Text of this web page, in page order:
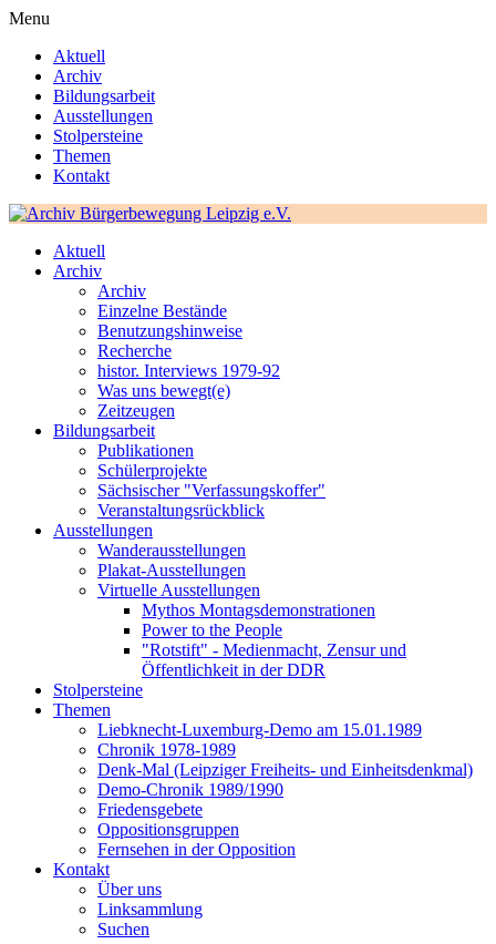
Menu
Aktuell
Archiv
Bildungsarbeit
Ausstellungen
Stolpersteine
Themen
Kontakt
Aktuell
Archiv
Archiv
Einzelne Bestände
Benutzungshinweise
Recherche
histor. Interviews 1979-92
Was uns bewegt(e)
Zeitzeugen
Bildungsarbeit
Publikationen
Schülerprojekte
Sächsischer "Verfassungskoffer"
Veranstaltungsrückblick
Ausstellungen
Wanderausstellungen
Plakat-Ausstellungen
Virtuelle Ausstellungen
Mythos Montagsdemonstrationen
Power to the People
"Rotstift" - Medienmacht, Zensur und
Öffentlichkeit in der DDR
Stolpersteine
Themen
Liebknecht-Luxemburg-Demo am 15.01.1989
Chronik 1978-1989
Denk-Mal (Leipziger Freiheits- und Einheitsdenkmal)
Demo-Chronik 1989/1990
Friedensgebete
Oppositionsgruppen
Fernsehen in der Opposition
Kontakt
Über uns
Linksammlung
Suchen